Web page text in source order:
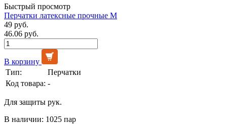
Быстрый просмотр
Перчатки латексные прочные М
49 руб.
46.06 руб.
В корзину
Тип:
Перчатки
Код товара: -
Для защиты рук.
В наличии: 1025 пар